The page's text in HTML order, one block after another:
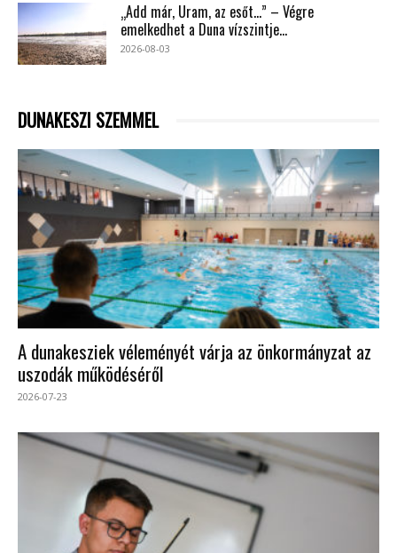
„Add már, Uram, az esőt…” – Végre
emelkedhet a Duna vízszintje...
2026-08-03
DUNAKESZI SZEMMEL
A dunakesziek véleményét várja az önkormányzat az
uszodák működéséről
2026-07-23